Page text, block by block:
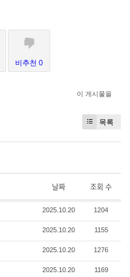
비추천 0
이 게시물을
목록
날짜 조회 수
2025.10.20 1204
2025.10.20 1155
2025.10.20 1276
2025.10.20 1169